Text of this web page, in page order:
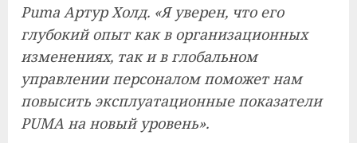
Puma Артур Холд. «Я уверен, что его
глубокий опыт как в организационных
изменениях, так и в глобальном
управлении персоналом поможет нам
повысить эксплуатационные показатели
PUMA на новый уровень».